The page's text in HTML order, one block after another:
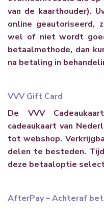
van de kaarthouder).
online
wel of niet wordt
betaalmethode, dan
na betaling in
VVV Gift Card
De VVV
cadeaukaart van
tot webshop.
delen te besteden.
deze betaaloptie
AfterPay – Achteraf